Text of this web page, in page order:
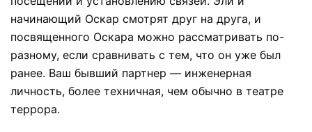
начинающий Оскар смотрят друг на друга, и
посвященного Оскара можно рассматривать по-
разному, если сравнивать с тем, что он уже был
ранее. Ваш бывший партнер — инженерная
личность, более техничная, чем обычно в театре
террора.